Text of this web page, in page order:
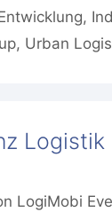
,
, Urban
Logistik
LogiMobi